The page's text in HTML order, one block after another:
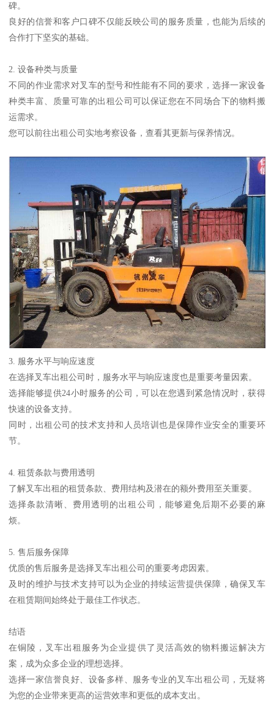
碑。
良好的信誉和客户口碑不仅能反映公司的服务质量，也能为后续的
合作打下坚实的基础。
2. 设备种类与质量
不同的作业需求对叉车的型号和性能有不同的要求，选择一家设备
种类丰富、质量可靠的出租公司可以保证您在不同场合下的物料搬
运需求。
您可以前往出租公司实地考察设备，查看其更新与保养情况。
3. 服务水平与响应速度
在选择叉车出租公司时，服务水平与响应速度也是重要考量因素。
选择能够提供24小时服务的公司，可以在您遇到紧急情况时，获得
快速的设备支持。
同时，出租公司的技术支持和人员培训也是保障作业安全的重要环
节。
4. 租赁条款与费用透明
了解叉车出租的租赁条款、费用结构及潜在的额外费用至关重要。
选择条款清晰、费用透明的出租公司，能够避免后期不必要的麻
烦。
5. 售后服务保障
优质的售后服务是选择叉车出租公司的重要考虑因素。
及时的维护与技术支持可以为企业的持续运营提供保障，确保叉车
在租赁期间始终处于最佳工作状态。
结语
在铜陵，叉车出租服务为企业提供了灵活高效的物料搬运解决方
案，成为众多企业的理想选择。
选择一家信誉良好、设备多样、服务专业的叉车出租公司，无疑将
为您的企业带来更高的运营效率和更低的成本支出。